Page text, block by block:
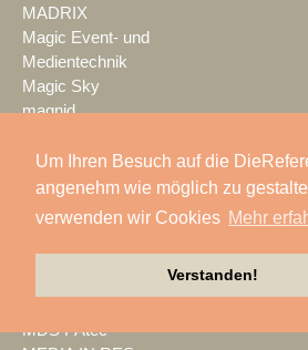
Um Ihren Besuch auf die
angenehm wie möglich zu
verwenden wir Cookies Mehr
Verstanden!
MADRIX
Magic Event- und
Medientechnik
Magic Sky
magnid
marbet
Markus Zehner
Martin Audio
MAXHUB
MDS PAtec